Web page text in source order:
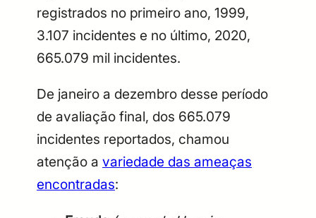
registrados no primeiro ano, 1999,
3.107 incidentes e no último, 2020,
665.079 mil incidentes.
De janeiro a dezembro desse período
de avaliação final, dos 665.079
incidentes reportados, chamou
atenção a variedade das ameaças
encontradas: